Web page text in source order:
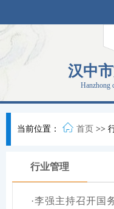
汉中
Hanzhong
当前位置： 首页 >>
行业管理
·李强主持召开国务院常务会议 听取